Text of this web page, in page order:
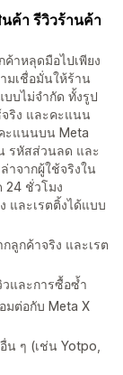
ค้า รีวิวร้านค้า
ค้าหลุดมือไปเพียง
มเชื่อมั่นให้ร้าน
บไม่จำกัด ทั้งรูป
ริง และคะแนน
ะแนนบน Meta
รหัสส่วนลด และ
าจากผู้ใช้จริงใน
24 ชั่วโมง
และเรตติ้งได้แบบ
ลูกค้าจริง และเรต
และการซื้อซ้ำ
มต่อกับ Meta X
น ๆ (เช่น Yotpo,